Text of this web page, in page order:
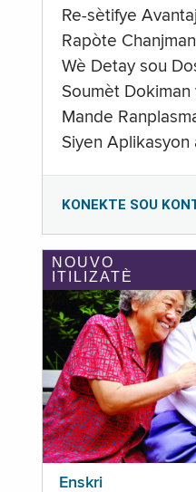
Re-sètifye
Rapòte Chanjman
Wè Detay sou
Soumèt
Mande
Siyen Aplikasyon
KONEKTE SOU
NOUVO
ITILIZATÈ
Enskri